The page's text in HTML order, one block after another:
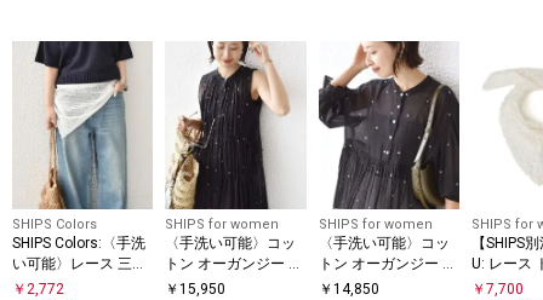
SHIPS Colors
SHIPS Colors:〈手洗
い可能〉レース 三角
ストール
￥ 2,772
SHIPS for women
〈手洗い可能〉コッ
トン オーガンジー 刺
繍 ウエスト ドロスト
￥15,950
SHIPS for women
〈手洗い可能〉コッ
トン オーガンジー リ
ーフ 刺繍 袖 フリル
￥ 14,850
SHIPS for
【SHIPS
U: レース
グル スカ
￥7,700